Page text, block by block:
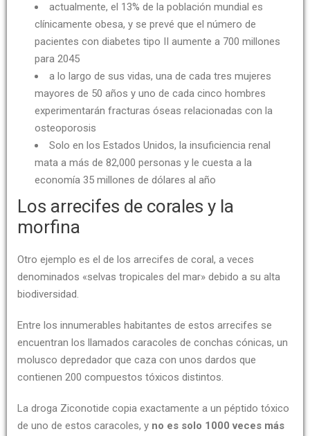
actualmente, el 13% de la población mundial es
clínicamente obesa, y se prevé que el número de
pacientes con diabetes tipo II aumente a 700 millones
para 2045
a lo largo de sus vidas, una de cada tres mujeres
mayores de 50 años y uno de cada cinco hombres
experimentarán fracturas óseas relacionadas con la
osteoporosis
Solo en los Estados Unidos, la insuficiencia renal
mata a más de 82,000 personas y le cuesta a la
economía 35 millones de dólares al año
Los arrecifes de corales y la
morfina
Otro ejemplo es el de los arrecifes de coral, a veces
denominados «selvas tropicales del mar» debido a su alta
biodiversidad.
Entre los innumerables habitantes de estos arrecifes se
encuentran los llamados caracoles de conchas cónicas, un
molusco depredador que caza con unos dardos que
contienen 200 compuestos tóxicos distintos.
La droga Ziconotide copia exactamente a un péptido tóxico
de uno de estos caracoles, y no es solo 1000 veces más